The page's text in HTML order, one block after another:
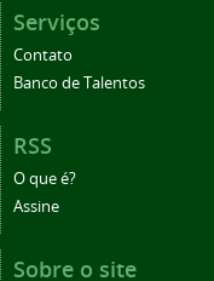
Serviços
Contato
Banco de Talentos
RSS
O que é?
Assine
Sobre o site